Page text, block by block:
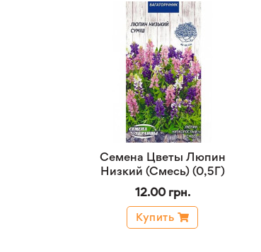
Семена Цветы Люпин
Низкий (Смесь) (0,5Г)
12.00 грн.
Купить